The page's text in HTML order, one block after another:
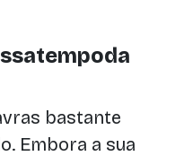
bastante
Embora a sua